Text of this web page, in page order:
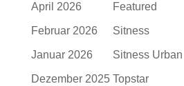
April 2026
Februar 2026
Januar 2026
Dezember 2025
Featured
Sitness
Sitness Urban
Topstar